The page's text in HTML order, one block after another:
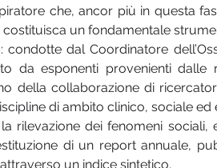
che, ancor più in questa
un fondamentale
condotte dal Coordinatore
da esponenti provenienti
della collaborazione di
di ambito clinico, sociale ed
la rilevazione dei fenomeni
di un report annuale,
un indice sintetico.